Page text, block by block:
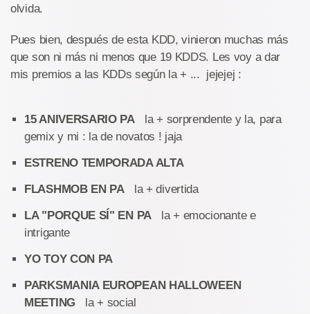
olvida.
Pues bien, después de esta KDD, vinieron muchas más
que son ni más ni menos que 19 KDDS. Les voy a dar
mis premios a las KDDs según la + ... jejejej :
15 ANIVERSARIO PAla + sorprendente y la, para
gemix y mi : la de novatos ! jaja
ESTRENO TEMPORADA ALTA
FLASHMOB EN PAla + divertida
LA "PORQUE SÍ" EN PA la + emocionante e
intrigante
YO TOY CON PA
PARKSMANIA EUROPEAN HALLOWEEN
MEETINGla + social